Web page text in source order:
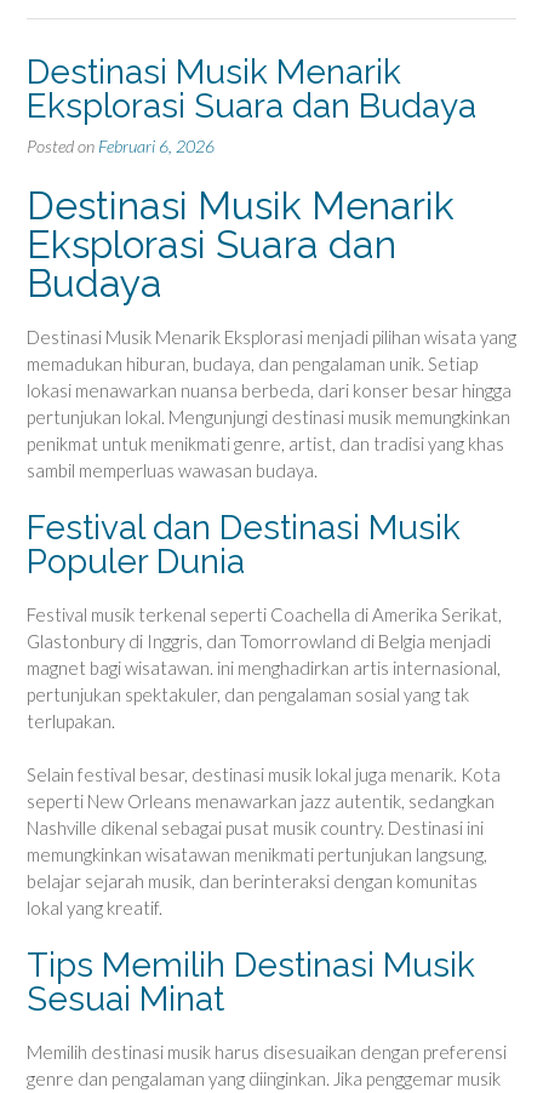
Destinasi Musik Menarik
Eksplorasi Suara dan Budaya
Posted on Februari 6, 2026
Destinasi Musik Menarik
Eksplorasi Suara dan
Budaya
Destinasi Musik Menarik Eksplorasi menjadi pilihan wisata yang
memadukan hiburan, budaya, dan pengalaman unik. Setiap
lokasi menawarkan nuansa berbeda, dari konser besar hingga
pertunjukan lokal. Mengunjungi destinasi musik memungkinkan
penikmat untuk menikmati genre, artist, dan tradisi yang khas
sambil memperluas wawasan budaya.
Festival dan Destinasi Musik
Populer Dunia
Festival musik terkenal seperti Coachella di Amerika Serikat,
Glastonbury di Inggris, dan Tomorrowland di Belgia menjadi
magnet bagi wisatawan. ini menghadirkan artis internasional,
pertunjukan spektakuler, dan pengalaman sosial yang tak
terlupakan.
Selain festival besar, destinasi musik lokal juga menarik. Kota
seperti New Orleans menawarkan jazz autentik, sedangkan
Nashville dikenal sebagai pusat musik country. Destinasi ini
memungkinkan wisatawan menikmati pertunjukan langsung,
belajar sejarah musik, dan berinteraksi dengan komunitas
lokal yang kreatif.
Tips Memilih Destinasi Musik
Sesuai Minat
Memilih destinasi musik harus disesuaikan dengan preferensi
genre dan pengalaman yang diinginkan. Jika penggemar musik